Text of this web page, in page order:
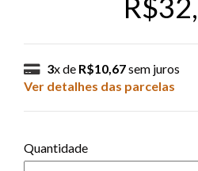
3x de R$10,67sem juros
Ver detalhes das parcelas
Quantidade